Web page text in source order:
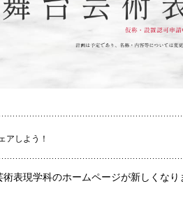
アしよう！
表現学科のホームページが新しくなり